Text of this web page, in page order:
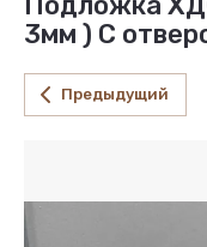
3мм ) С
Предыдущий